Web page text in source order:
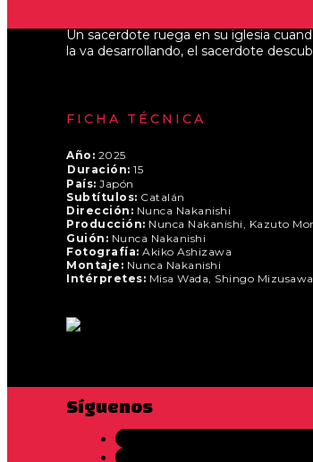
Un sacerdote ruega en su iglesia
la va desarrollando, el sacerdote
FICHA TÉCNICA
Año: 2025
Duración: 15
País: Japón
Subtítulos: Catalán
Dirección: Nunca Nakanishi
Producción: Nunca Nakanishi, Kazuto
Guión: Nunca Nakanishi
Fotografía: Akiko Ashizawa
Montaje: Nunca Nakanishi
Intérpretes: Misa Wada, Shingo Mizusawa
Síguenos